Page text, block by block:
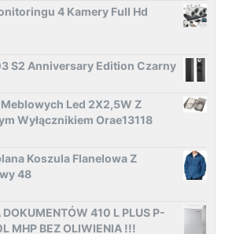
4 Kamery Full Hd
S2 Anniversary Edition Czarny
Led 2X2,5W Z
Wyłącznikiem Orae13118
Koszula Flanelowa Z
48
DOKUMENTÓW 410 L PLUS P-
MHP BEZ OLIWIENIA !!!